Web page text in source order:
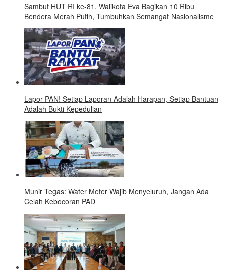
Sambut HUT RI ke-81, Walikota Eva Bagikan 10 Ribu
Bendera Merah Putih, Tumbuhkan Semangat Nasionalisme
Lapor PAN! Setiap Laporan Adalah Harapan, Setiap Bantuan
Adalah Bukti Kepedulian
Munir Tegas: Water Meter Wajib Menyeluruh, Jangan Ada
Celah Kebocoran PAD